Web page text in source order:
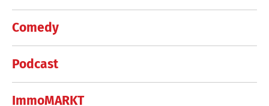
Comedy
Podcast
ImmoMARKT